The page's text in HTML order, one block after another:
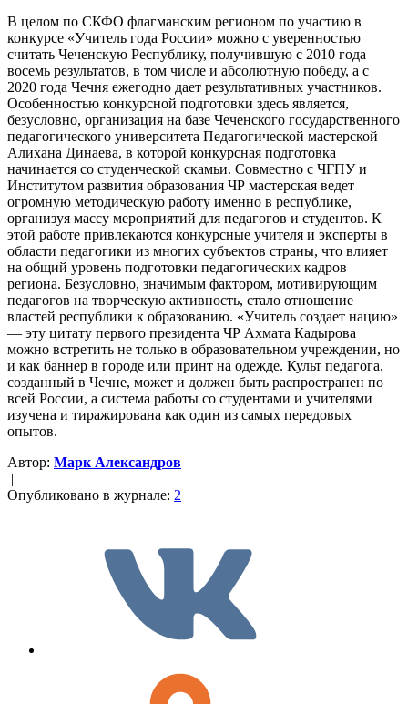
В целом по СКФО флагманским регионом по участию в
конкурсе «Учитель года России» можно с уверенностью
считать Чеченскую Республику, получившую с 2010 года
восемь результатов, в том числе и абсолютную победу, а с
2020 года Чечня ежегодно дает результативных участников.
Особенностью конкурсной подготовки здесь является,
безусловно, организация на базе Чеченского государственного
педагогического университета Педагогической мастерской
Алихана Динаева, в которой конкурсная подготовка
начинается со студенческой скамьи. Совместно с ЧГПУ и
Институтом развития образования ЧР мастерская ведет
огромную методическую работу именно в республике,
организуя массу мероприятий для педагогов и студентов. К
этой работе привлекаются конкурсные учителя и эксперты в
области педагогики из многих субъектов страны, что влияет
на общий уровень подготовки педагогических кадров
региона. Безусловно, значимым фактором, мотивирующим
педагогов на творческую активность, стало отношение
властей республики к образованию. «Учитель создает нацию»
— эту цитату первого президента ЧР Ахмата Кадырова
можно встретить не только в образовательном учреждении, но
и как баннер в городе или принт на одежде. Культ педагога,
созданный в Чечне, может и должен быть распространен по
всей России, а система работы со студентами и учителями
изучена и тиражирована как один из самых передовых
опытов.
Автор: Марк Александров
|
Опубликовано в журнале: 2